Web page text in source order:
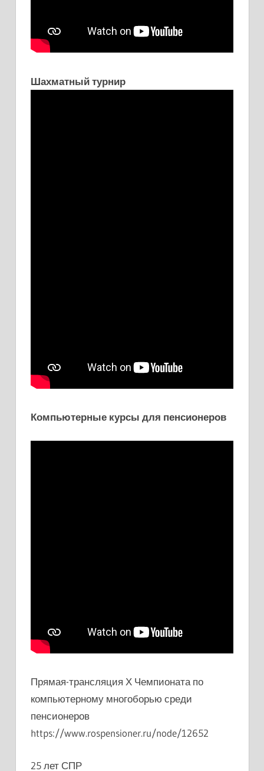
Шахматный турнир
Компьютерные курсы для пенсионеров
Прямая-трансляция Х Чемпионата по
компьютерному многоборью среди
пенсионеров
https://www.rospensioner.ru/node/12652
25 лет СПР